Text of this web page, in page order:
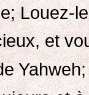
Louez-
et